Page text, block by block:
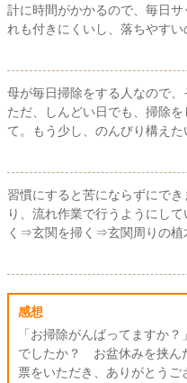
計に時間がかかるので、毎日
れも付きにくいし、落ちやすい
母が毎日掃除をする人なので
ただ、しんどい日でも、掃除
て。もう少し、のんびり構えた
習慣にすると苦にならずにで
り、流れ作業で行うようにし
く⇒玄関を掃く⇒玄関周りの植
感想
「お掃除がんばってますか
でしたか？ お盆休みを挟ん
票をいただき、ありがとうご